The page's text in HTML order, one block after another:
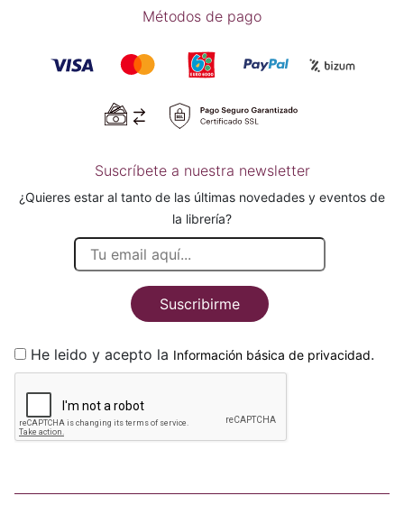
Métodos de pago
Suscríbete a nuestra newsletter
¿Quieres estar al tanto de las últimas novedades y eventos de
la librería?
Suscribirme
He leido y acepto la Información básica de privacidad.